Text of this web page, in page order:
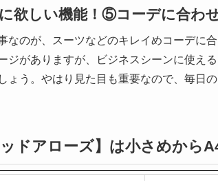
欲しい機能！⑤コーデに合わ
なのが、スーツなどのキレイめコーデに
ジがありますが、ビジネスシーンに使え
ょう。やはり見た目も重要なので、毎日
ドアローズ】は小さめから